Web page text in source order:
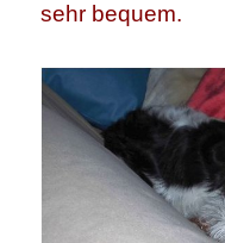
sehr bequem.